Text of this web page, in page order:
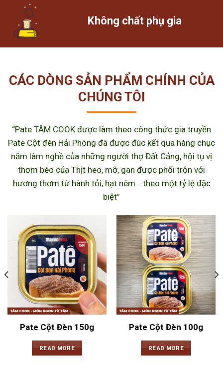
Không chất phụ gia
CÁC DÒNG SẢN PHẨM CHÍNH CỦA
CHÚNG TÔI
“Pate TÂM COOK được làm theo công thức gia truyền
Pate Cột đèn Hải Phòng đã được đúc kết qua hàng chục
năm làm nghề của những người thợ Đất Cảng, hội tụ vị
thơm béo của Thịt heo, mỡ, gan được phối trộn với
hương thơm từ hành tỏi, hạt nêm… theo một tỷ lệ đặc
biệt”
Pate Cột Đèn 150g
READ MORE
Pate Cột Đèn 100g
READ MORE